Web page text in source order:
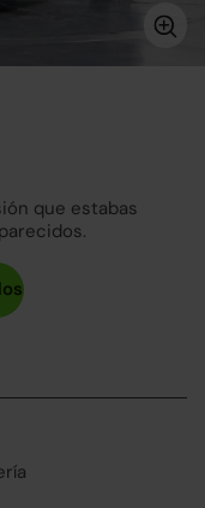
que estabas